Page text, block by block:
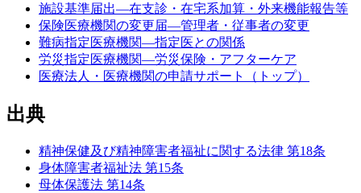
施設基準届出—在支診・在宅系加算・外来機能報告等
保険医療機関の変更届—管理者・従事者の変更
難病指定医療機関—指定医との関係
労災指定医療機関—労災保険・アフターケア
医療法人・医療機関の申請サポート（トップ）
出典
精神保健及び精神障害者福祉に関する法律 第18条
身体障害者福祉法 第15条
母体保護法 第14条